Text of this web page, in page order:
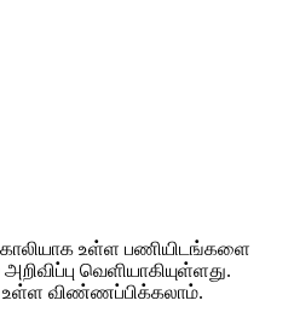
உள்ள பணியிடங்களை
வெளியாகியுள்ளது.
உள்ள விண்ணப்பிக்கலாம்.